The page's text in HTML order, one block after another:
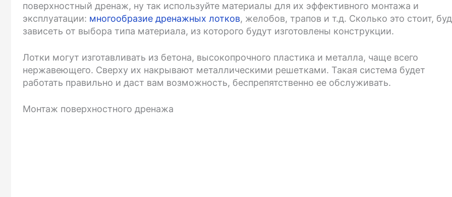
поверхностный дренаж, ну так используйте материалы для их эффективного монтажа и
эксплуатации: многообразие дренажных лотков, желобов, трапов и т.д. Сколько это стоит,
зависеть от выбора типа материала, из которого будут изготовлены конструкции.
Лотки могут изготавливать из бетона, высокопрочного пластика и металла, чаще всего
нержавеющего. Сверху их накрывают металлическими решетками. Такая система будет
работать правильно и даст вам возможность, беспрепятственно ее обслуживать.
Монтаж поверхностного дренажа